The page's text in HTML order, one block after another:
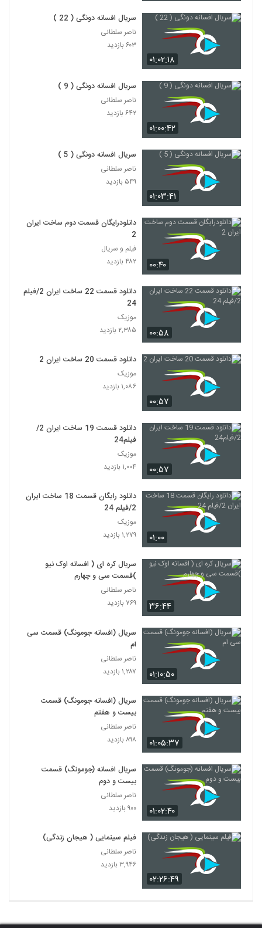
۰۱:۰۲:۱۸
سریال افسانه دونگی ( 22 )
ناصر سلطانی
۶۰۳ بازدید
۰۱:۰۰:۴۲
سریال افسانه دونگی ( 9 )
ناصر سلطانی
۶۴۲ بازدید
۰۱:۰۳:۴۱
سریال افسانه دونگی ( 5 )
ناصر سلطانی
۵۴۹ بازدید
۰۰:۴۰
دانلودرایگان قسمت دوم ساخت ایران
2
فیلم و سریال
۴۸۲ بازدید
۰۰:۵۸
دانلود قسمت 22 ساخت ایران 2/فیلم
24
موزیک
۲,۳۸۵ بازدید
۰۰:۵۷
دانلود قسمت 20 ساخت ایران 2
موزیک
۱,۰۸۶ بازدید
۰۰:۵۷
دانلود قسمت 19 ساخت ایران 2/
فیلم24
موزیک
۱,۰۰۴ بازدید
۰۱:۰۰
دانلود رایگان قسمت 18 ساخت ایران
2/فیلم 24
موزیک
۱,۲۷۹ بازدید
۳۶:۴۴
سریال کره ای ( افسانه اوک نیو
)قسمت سی و چهارم
ناصر سلطانی
۷۶۹ بازدید
۰۱:۱۰:۵۰
سریال (افسانه جومونگ) قسمت سی
ام
ناصر سلطانی
۱,۲۸۷ بازدید
۰۱:۰۵:۳۷
سریال (افسانه جومونگ) قسمت
بیست و هفتم
ناصر سلطانی
۸۹۸ بازدید
۰۱:۰۲:۴۰
سریال افسانه (جومونگ) قسمت
بیست و دوم
ناصر سلطانی
۹۰۰ بازدید
۰۲:۲۶:۴۹
فیلم سینمایی ( هیجان زندگی)
ناصر سلطانی
۳,۹۴۶ بازدید